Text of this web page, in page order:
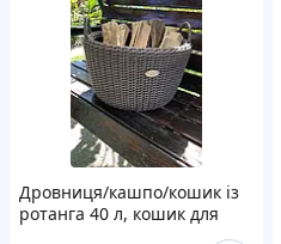
Дровниця/кашпо/кошик із
ротанга 40 л, кошик для